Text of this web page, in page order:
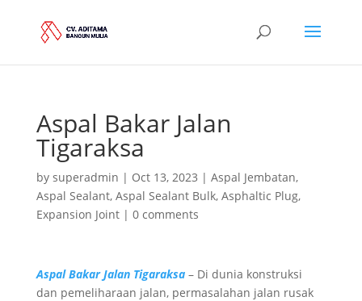
Aspal Bakar Jalan
Tigaraksa
by superadmin | Oct 13, 2023 | Aspal Jembatan,
Aspal Sealant, Aspal Sealant Bulk, Asphaltic Plug,
Expansion Joint| 0 comments
Aspal Bakar Jalan Tigaraksa– Di dunia konstruksi
dan pemeliharaan jalan, permasalahan jalan rusak